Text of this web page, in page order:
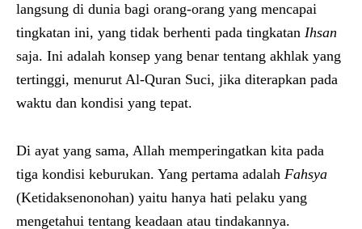
langsung di dunia bagi orang-orang yang mencapai
tingkatan ini, yang tidak berhenti pada tingkatan Ihsan
saja. Ini adalah konsep yang benar tentang akhlak yang
tertinggi, menurut Al-Quran Suci, jika diterapkan pada
waktu dan kondisi yang tepat.
Di ayat yang sama, Allah memperingatkan kita pada
tiga kondisi keburukan. Yang pertama adalah Fahsya
(Ketidaksenonohan) yaitu hanya hati pelaku yang
mengetahui tentang keadaan atau tindakannya.